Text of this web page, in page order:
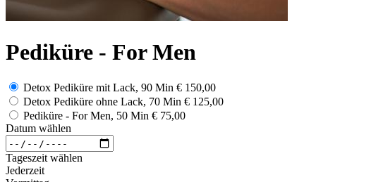
Pediküre - For Men
Detox Pediküre mit Lack, 90 Min € 150,00
Detox Pediküre ohne Lack, 70 Min € 125,00
Pediküre - For Men, 50 Min € 75,00
Datum wählen
Tageszeit wählen
Jederzeit